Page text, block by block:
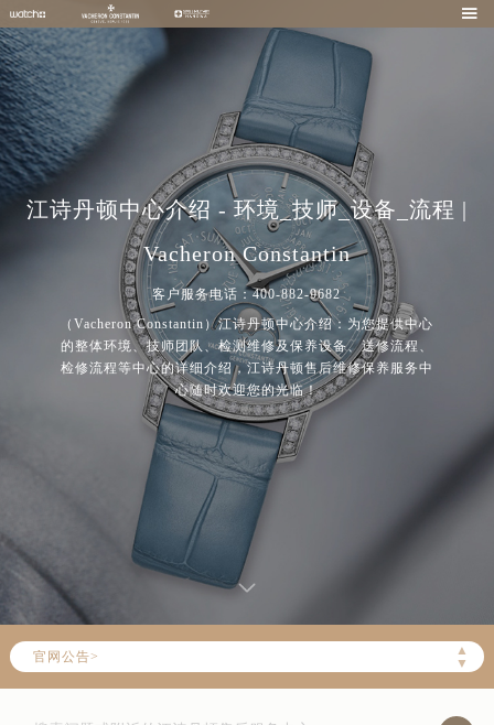

江诗丹顿中心介绍 - 环境_技师_设备_流程 |
Vacheron Constantin
客户服务电话：400-882-9682
（Vacheron Constantin）江诗丹顿中心介绍：为您提供中心
的整体环境、技师团队、检测维修及保养设备、送修流程、
检修流程等中心的详细介绍，江诗丹顿售后维修保养服务中
心随时欢迎您的光临！
官网公告>
▲
▼